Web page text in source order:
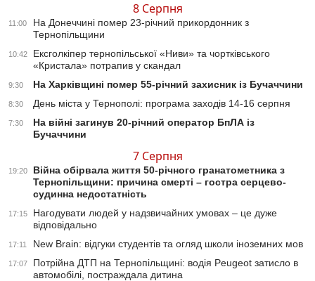
8 Серпня
11:00
На Донеччині помер 23-річний прикордонник з
Тернопільщини
10:42
Ексголкіпер тернопільської «Ниви» та чортківського
«Кристала» потрапив у скандал
9:30 На Харківщині помер 55-річний захисник із Бучаччини
8:30 День міста у Тернополі: програма заходів 14-16 серпня
7:30
На війні загинув 20-річний оператор БпЛА із
Бучаччини
7 Серпня
19:20
Війна обірвала життя 50-річного гранатометника з
Тернопільщини: причина смерті – гостра серцево-
судинна недостатність
17:15
Нагодувати людей у надзвичайних умовах – це дуже
відповідально
17:11 New Brain: відгуки студентів та огляд школи іноземних мов
17:07
Потрійна ДТП на Тернопільщині: водія Peugeot затисло в
автомобілі, постраждала дитина